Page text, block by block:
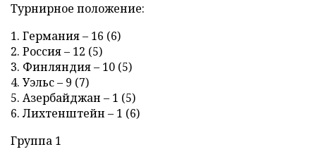
Турнирное положение:
1. Германия – 16 (6)
2. Россия – 12 (5)
3. Финляндия – 10 (5)
4. Уэльс – 9 (7)
5. Азербайджан – 1 (5)
6. Лихтенштейн – 1 (6)
Группа 1